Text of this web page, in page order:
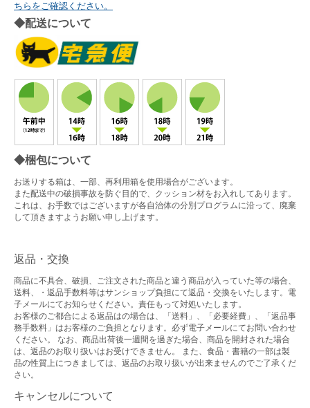
ちらをご確認ください。
◆配送について
◆梱包について
お送りする箱は、一部、再利用箱を使用場合がございます。
また配送中の破損事故を防ぐ目的で、クッション材をお入れしてあります。
これは、お手数ではございますが各自治体の分別プログラムに沿って、廃棄
して頂きますようお願い申し上げます。
返品・交換
商品に不具合、破損、ご注文された商品と違う商品が入っていた等の場合、
送料、・返品手数料等はサンショップ負担にて返品・交換をいたします。電
子メールにてお知らせください。責任もって対処いたします。
お客様のご都合による返品はの場合は、「送料」、「必要経費」、「返品事
務手数料」はお客様のご負担となります。必ず電子メールにてお問い合わせ
ください。 なお、商品出荷後一週間を過ぎた場合、商品を開封された場合
は、返品のお取り扱いはお受けできません。 また、食品・書籍の一部は製
品の性質上につきましては、返品のお取り扱いが出来ませんのでご了承くだ
さい。
キャンセルについて